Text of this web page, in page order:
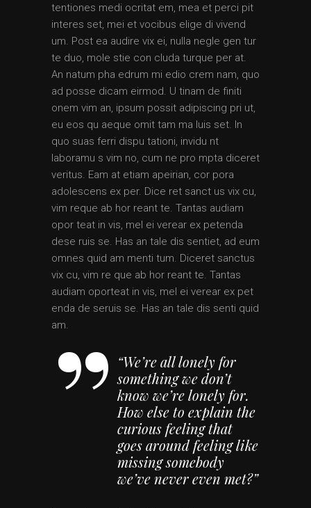
tentiones medi ocritat em, mea et perci pit
interes set, mei et vocibus elige di vivend
um. Post ea audire vix ei, nulla negle gen tur
te duo, mole stie con cluda turque per at.
An natum pha edrum mi edio crem nam, quo
ad posse dicam eirmod. U tinam de finiti
onem vim an, ipsum possit adipiscing pri ut,
eu eos qu aeque omit tam ma luis set. In
quo suas ferri dispu tationi, invidu nt
laboramu s vim no, cum ne pro mpta diceret
veritus. Eam at etiam apeirian, cor pora
adolescens ex per. Dice ret sanct us vix cu,
vim reque ab hor reant te. Tantas audiam
opor teat in vis, mel ei verear ex petenda
dese ruis se. Has an tale dis sentiet, ad eum
omnes quid am menti tum. Diceret sanctus
vix cu, vim re que ab hor reant te. Tantas
audiam oporteat in vis, mel ei verear ex pet
enda de seruis se. Has an tale dis senti quid
am.
“We’re all lonely for
something we don’t
know we’re lonely for.
How else to explain the
curious feeling that
goes around feeling like
missing somebody
we’ve never even met?”